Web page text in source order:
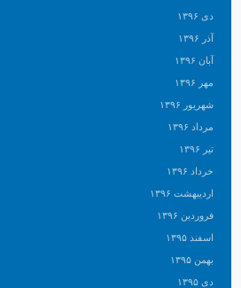
دی ۱۳۹۶
آذر ۱۳۹۶
آبان ۱۳۹۶
مهر ۱۳۹۶
شهریور ۱۳۹۶
مرداد ۱۳۹۶
تیر ۱۳۹۶
خرداد ۱۳۹۶
اردیبهشت ۱۳۹۶
فروردین ۱۳۹۶
اسفند ۱۳۹۵
بهمن ۱۳۹۵
دی ۱۳۹۵